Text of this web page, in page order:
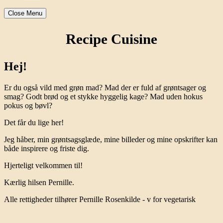
Close Menu
Recipe Cuisine
Hej!
Er du også vild med grøn mad? Mad der er fuld af grøntsager og
smag? Godt brød og et stykke hyggelig kage? Mad uden hokus
pokus og bøvl?
Det får du lige her!
Jeg håber, min grøntsagsglæde, mine billeder og mine opskrifter kan
både inspirere og friste dig.
Hjerteligt velkommen til!
Kærlig hilsen Pernille.
Alle rettigheder tilhører Pernille Rosenkilde - v for vegetarisk